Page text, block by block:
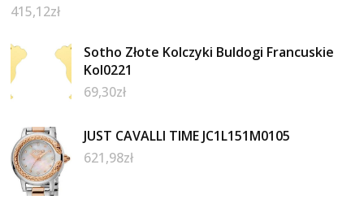
415,12zł
Sotho Złote Kolczyki Buldogi Francuskie
Kol0221
69,30zł
JUST CAVALLI TIME JC1L151M0105
621,98zł